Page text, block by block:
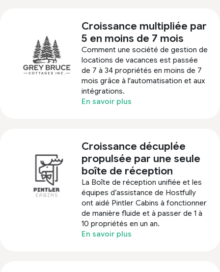
Croissance multipliée par
5 en moins de 7 mois
Comment une société de gestion de
locations de vacances est passée
de 7 à 34 propriétés en moins de 7
mois grâce à l'automatisation et aux
intégrations.
En savoir plus
Croissance décuplée
propulsée par une seule
boîte de réception
La Boîte de réception unifiée et les
équipes d’assistance de Hostfully
ont aidé Pintler Cabins à fonctionner
de manière fluide et à passer de 1 à
10 propriétés en un an.
En savoir plus